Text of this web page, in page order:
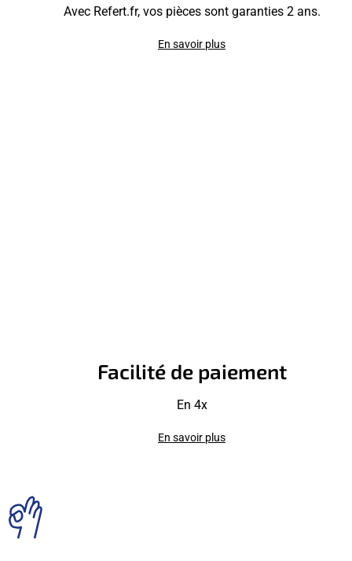
Avec Refert.fr, vos pièces sont garanties 2 ans.
En savoir plus
Facilité de paiement
En 4x
En savoir plus